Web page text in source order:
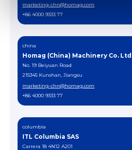
marketing-chn@homag.com
+86 4000 9333 77
china
Homag (China) Machinery Co. Ltd
No. 19 Beiyuan Road
215345 Kunshan, Jiangsu
marketing-chn@homag.com
+86 4000 9333 77
columbia
ITL Columbia SAS
Carrera 18 4N12 A201